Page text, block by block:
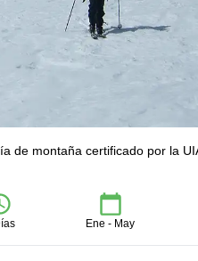
de montaña certificado por la
Ene - May